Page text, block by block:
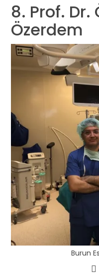
8. Prof. Dr.
Özerdem
Burun